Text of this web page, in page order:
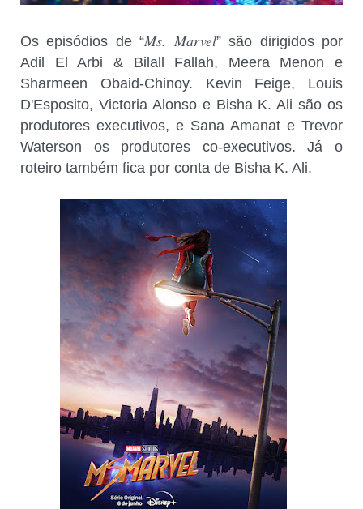
Os episódios de “Ms. Marvel” são dirigidos por
Adil El Arbi & Bilall Fallah, Meera Menon e
Sharmeen Obaid-Chinoy. Kevin Feige, Louis
D'Esposito, Victoria Alonso e Bisha K. Ali são os
produtores executivos, e Sana Amanat e Trevor
Waterson os produtores co-executivos. Já o
roteiro também fica por conta de Bisha K. Ali.